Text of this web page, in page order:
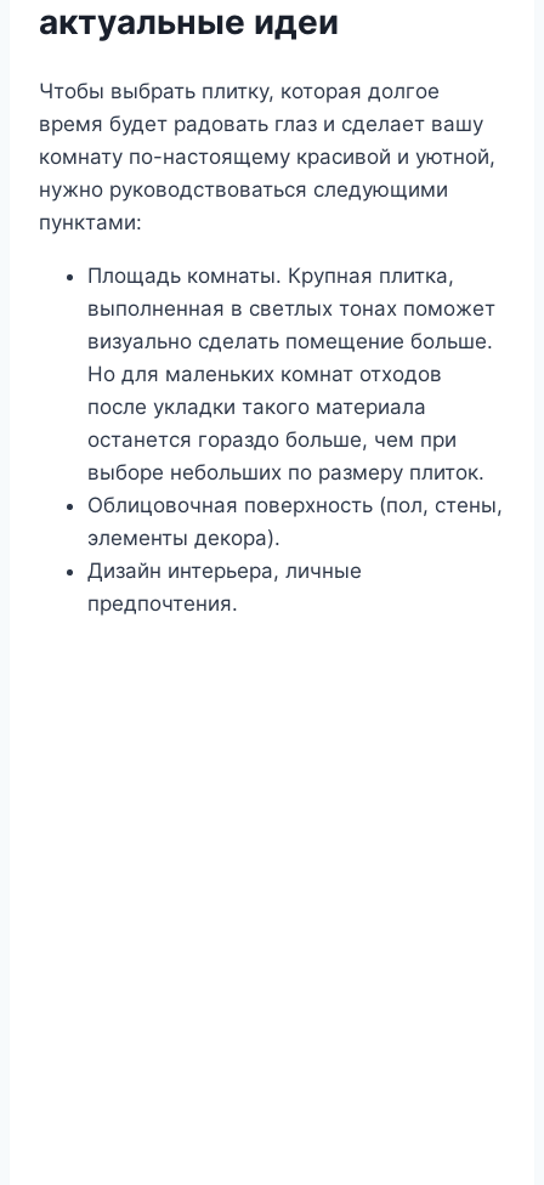
актуальные идеи
Чтобы выбрать плитку, которая долгое
время будет радовать глаз и сделает вашу
комнату по-настоящему красивой и уютной,
нужно руководствоваться следующими
пунктами:
Площадь комнаты. Крупная плитка,
выполненная в светлых тонах поможет
визуально сделать помещение больше.
Но для маленьких комнат отходов
после укладки такого материала
останется гораздо больше, чем при
выборе небольших по размеру плиток.
Облицовочная поверхность (пол, стены,
элементы декора).
Дизайн интерьера, личные
предпочтения.